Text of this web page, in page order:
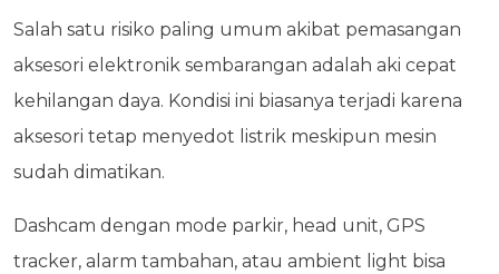
Salah satu risiko paling umum akibat pemasangan
aksesori elektronik sembarangan adalah aki cepat
kehilangan daya. Kondisi ini biasanya terjadi karena
aksesori tetap menyedot listrik meskipun mesin
sudah dimatikan.
Dashcam dengan mode parkir, head unit, GPS
tracker, alarm tambahan, atau ambient light bisa